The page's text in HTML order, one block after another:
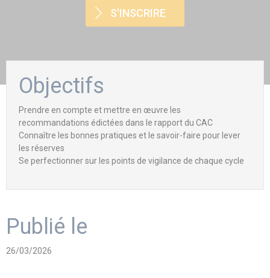
S'INSCRIRE
Objectifs
Prendre en compte et mettre en œuvre les
recommandations édictées dans le rapport du CAC
Connaître les bonnes pratiques et le savoir-faire pour lever
les réserves
Se perfectionner sur les points de vigilance de chaque cycle
Publié le
26/03/2026